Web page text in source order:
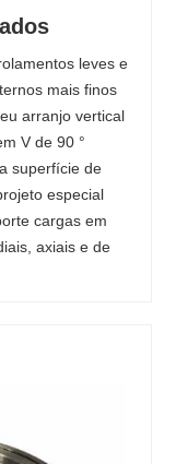
leves e
mais finos
arranjo vertical
V de 90 °
superfície de
especial
cargas em
axiais e de